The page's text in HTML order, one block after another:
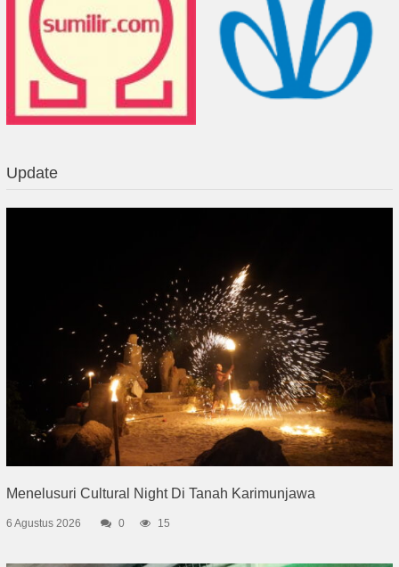
Update
Menelusuri Cultural Night Di Tanah Karimunjawa
6 Agustus 2026 0 15